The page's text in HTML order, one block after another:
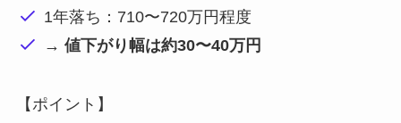
1年落ち：710〜720万円程度
→ 値下がり幅は約30〜40万円
【ポイント】